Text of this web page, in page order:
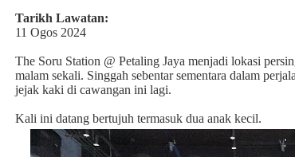
Tarikh Lawatan:
11 Ogos 2024
The Soru Station @ Petaling Jaya menjadi lokasi
malam sekali. Singgah sebentar sementara dalam
jejak kaki di cawangan ini lagi.
Kali ini datang bertujuh termasuk dua anak kecil.